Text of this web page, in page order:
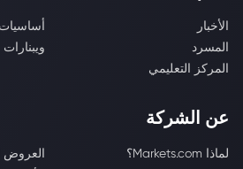
الأخبار
أساسيات
المسرد
ويبنارات
المركز التعليمي
عن الشركة
لماذا Markets.com؟
العروض